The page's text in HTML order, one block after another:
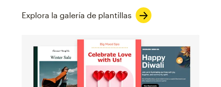
Explora la galería de plantillas